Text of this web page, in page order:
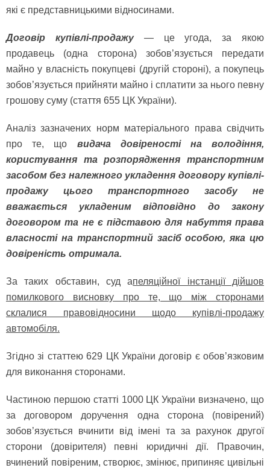
які є представницькими відносинами.
Договір купівлі-продажу— це угода, за якою
продавець (одна сторона) зобов’язується передати
майно у власність покупцеві (другій стороні), а покупець
зобов’язується прийняти майно і сплатити за нього певну
грошову суму (стаття 655 ЦК України).
Аналіз зазначених норм матеріального права свідчить
про те, що видача довіреності на володіння,
користування та розпорядження транспортним
засобом без належного укладення договору купівлі-
продажу цього транспортного засобу не
вважається укладеним відповідно до закону
договором та не є підставою для набуття права
власності на транспортний засіб особою, яка цю
довіреність отримала.
За таких обставин, суд апеляційної інстанції дійшов
помилкового висновку про те, що між сторонами
склалися правовідносини щодо купівлі-продажу
автомобіля.
Згідно зі статтею 629 ЦК України договір є обов’язковим
для виконання сторонами.
Частиною першою статті 1000 ЦК України визначено, що
за договором доручення одна сторона (повірений)
зобов’язується вчинити від імені та за рахунок другої
сторони (довірителя) певні юридичні дії. Правочин,
вчинений повіреним, створює, змінює, припиняє цивільні